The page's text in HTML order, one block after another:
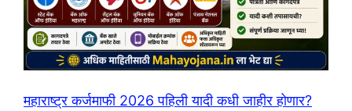
महाराष्ट्र कर्जमाफी 2026 पहिली यादी कधी जाहीर होणार?